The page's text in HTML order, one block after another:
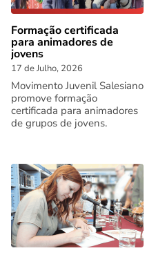
Formação certificada
para animadores de
jovens
17 de Julho, 2026
Movimento Juvenil Salesiano
promove formação
certificada para animadores
de grupos de jovens.